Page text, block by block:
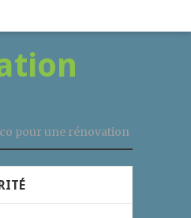
pour une rénovation